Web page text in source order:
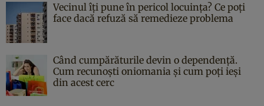
Vecinul îți pune în pericol locuința? Ce poți
face dacă refuză să remedieze problema
Când cumpărăturile devin o dependență.
Cum recunoști oniomania și cum poți ieși
din acest cerc